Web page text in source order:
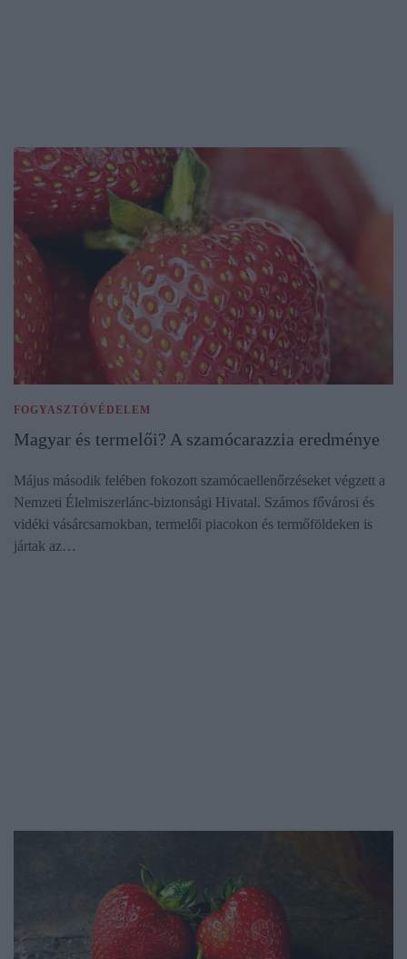
FOGYASZTÓVÉDELEM
Magyar és termelői? A szamócarazzia eredménye
Május második felében fokozott szamócaellenőrzéseket végzett a
Nemzeti Élelmiszerlánc-biztonsági Hivatal. Számos fővárosi és
vidéki vásárcsarnokban, termelői piacokon és termőföldeken is
jártak az…